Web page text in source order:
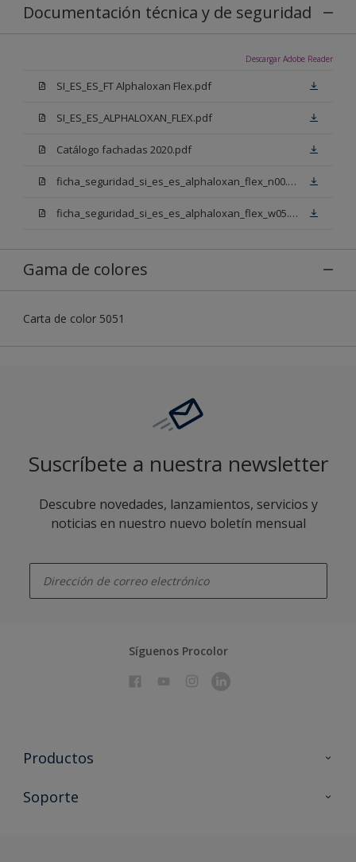
Documentación técnica y de seguridad
Descargar Adobe Reader
SI_ES_ES_FT Alphaloxan Flex.pdf
SI_ES_ES_ALPHALOXAN_FLEX.pdf
Catálogo fachadas 2020.pdf
ficha_seguridad_si_es_es_alphaloxan_flex_n00.pdf
ficha_seguridad_si_es_es_alphaloxan_flex_w05.pdf
Gama de colores
Carta de color 5051
Suscríbete a nuestra newsletter
Descubre novedades, lanzamientos, servicios y
noticias en nuestro nuevo boletín mensual
Síguenos Procolor
Productos
Todos los productos
Soporte